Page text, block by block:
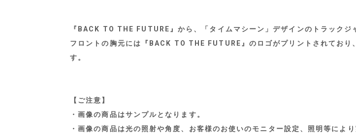
『BACK TO THE FUTURE』から、「タイムマシーン」デザインのトラックジ
フロントの胸元には『BACK TO THE FUTURE』のロゴがプリントされており
す。
【ご注意】
・画像の商品はサンプルとなります。
・画像の商品は光の照射や角度、お客様のお使いのモニター設定、照明等によ